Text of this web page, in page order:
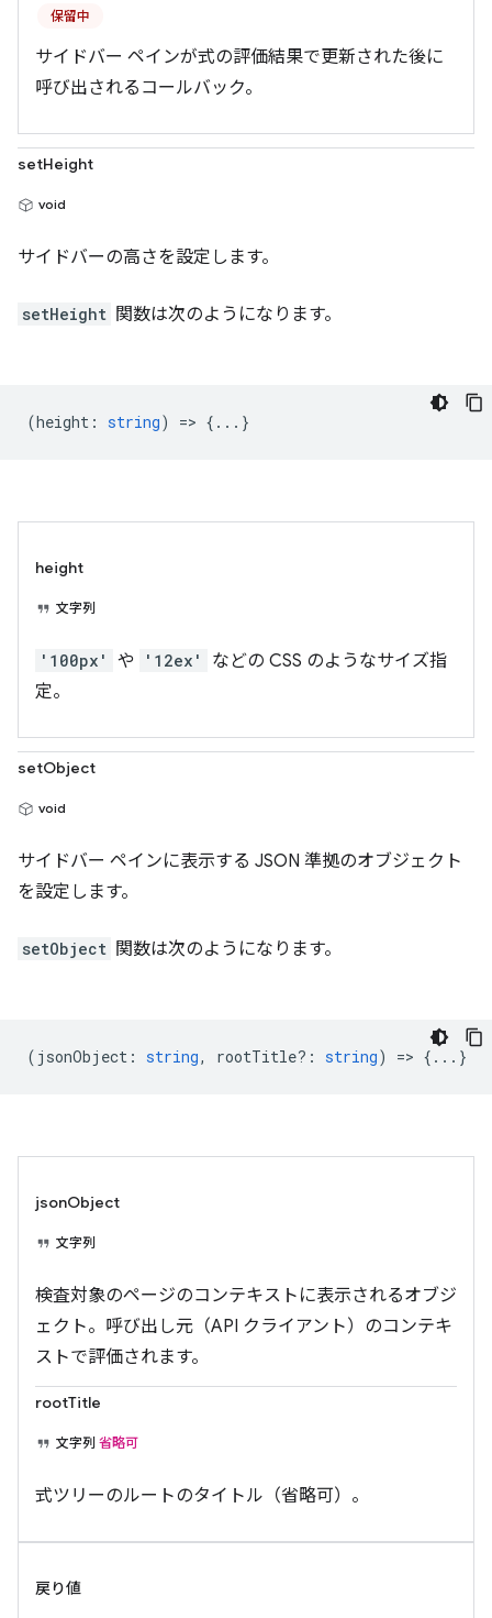
保留中
サイドバー ペインが式の評価結果で更新された後に
呼び出されるコールバック。
setHeight
void
サイドバーの高さを設定します。
setHeight 関数は次のようになります。
(height : string) => {...}
height
文字列
'100px' や '12ex'
などの CSS のようなサイズ指
定。
setObject
void
サイドバー ペインに表示する JSON 準拠のオブジェクト
を設定します。
setObject 関数は次のようになります。
( jsonObject : string, rootTitle? : string) => {...}
jsonObject
文字列
検査対象のページのコンテキストに表示されるオブジ
ェクト。呼び出し元（API クライアント）のコンテキ
ストで評価されます。
rootTitle
文字列 省略可
式ツリーのルートのタイトル（省略可）。
戻り値